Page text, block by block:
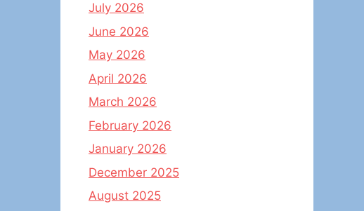
July 2026
June 2026
May 2026
April 2026
March 2026
February 2026
January 2026
December 2025
August 2025